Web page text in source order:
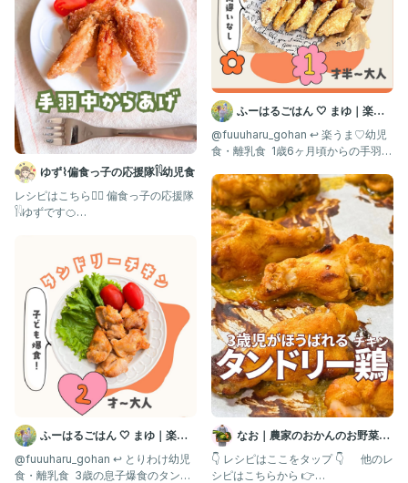
ハイライトの「献立BOOK」 から🌼
いいね/コメント/保存/フォロー
離乳食作りの励みになります🤍
┈┈┈┈┈┈┈┈┈┈┈┈┈┈┈┈┈┈┈┈
#幼児食 #幼児食献立 #幼児食レシピ #幼児食記録 #幼児食メニュ
ー #幼児食アカウント #フリージング幼児食 #幼児食ストック #幼
児食ストック作り #幼児食フリージング #幼児食作り方 #幼児食
作り #フリージングストック #フリージング #幼児食作り置き #幼
児食冷凍ストック#取り分け幼児食 #取り分けレシピ #取り分けご
はん #取り分けご飯 #子どもごはん #こどもごはん #タンドリーチ
キン #タンドリーチキン風 #手羽中 #手羽中レシピ
ゆず⌇偏食っ子の応援隊𓌉𓇋幼児食
レシピはこちら👇🏻 偏食っ子の応援隊
𓌉𓇋ゆずです🍊
ふーはるごはん 🤍 まゆ｜楽し
て美味しい離乳食・幼児食
@fuuuharu_gohan ↩︎ とりわけ幼児
食・離乳食 ⁡ 3歳の息子爆食のタンド
ふーはるごはん 🤍 まゆ｜楽し
て美味しい離乳食・幼児食
@fuuuharu_gohan ↩︎ 楽うま♡幼児
食・離乳食 ⁡ 1歳6ヶ月頃からの手羽中
なお｜農家のおかんのお野菜レ
シピ
👇 レシピはここをタップ 👇 他のレ
シピはこちらから 👉